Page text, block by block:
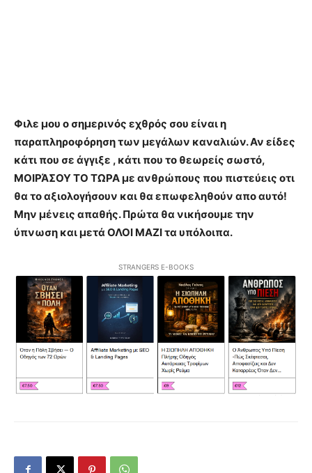
Φιλε μου ο σημερινός εχθρός σου είναι η
παραπληροφόρηση των μεγάλων καναλιών. Αν είδες
κάτι που σε άγγιξε , κάτι που το θεωρείς σωστό,
ΜΟΙΡΆΣΟΥ ΤΟ ΤΩΡΑ με ανθρώπους που πιστεύεις οτι
θα το αξιολογήσουν και θα επωφεληθούν απο αυτό!
Μην μένεις απαθής. Πρώτα θα νικήσουμε την
ύπνωση και μετά ΟΛΟΙ ΜΑΖΙ τα υπόλοιπα.
STRANGERS E-BOOKS